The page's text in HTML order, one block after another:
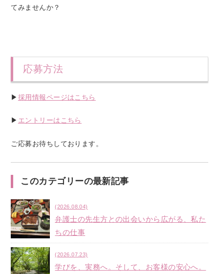
てみませんか？
応募方法
▶︎ 採用情報ページはこちら
▶︎ エントリーはこちら
ご応募お待ちしております。
このカテゴリーの最新記事
(2026.08.04)
弁護士の先生方との出会いから広がる、私た
ちの仕事
(2026.07.23)
学びを、実務へ。そして、お客様の安心へ。